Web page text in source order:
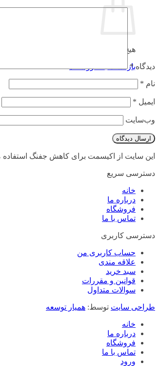
هیچ محصولی در سبد خرید نیست.
بازگشت به فروشگاهدیدگاه*
نام *
ایمیل *
وب‌سایت
این سایت از اکیسمت برای کاهش جفنگ استفاده
دسترسی سریع
خانه
درباره ما
فروشگاه
تماس با ما
دسترسی کاربری
حساب کاربری من
علاقه مندی
سبد خرید
قوانین و مقررات
سوالات متداول
طراحی سایت توسط: همیار توسعه
خانه
درباره ما
فروشگاه
تماس با ما
ورود